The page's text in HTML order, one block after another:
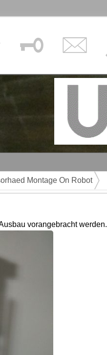
Montage On Robot
vorangebracht werden.